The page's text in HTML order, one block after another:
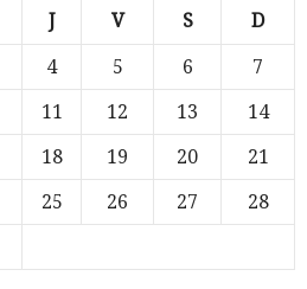
J V S D
4 5 6
7
11 12 13
14
18 19 20
21
25 26 27
28